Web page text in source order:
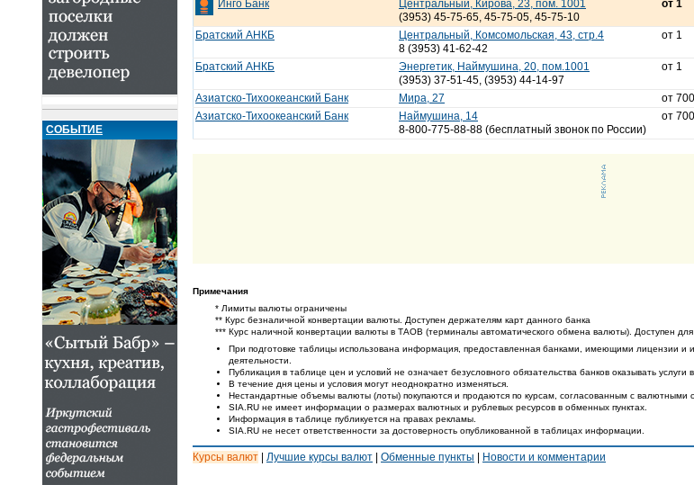
СОБЫТИЕ
Инго Банк
Центральный, Кирова, 23, пом. 1001
(3953) 45-75-65, 45-75-05, 45-75-10
от 1
Братский АНКБ
Центральный, Комсомольская, 43, стр.4
8 (3953) 41-62-42
от 1
Братский АНКБ
Энергетик, Наймушина, 20, пом.1001
(3953) 37-51-45, (3953) 44-14-97
от 1
Азиатско-Тихоокеанский Банк Мира, 27 от
Азиатско-Тихоокеанский Банк
Наймушина, 14
8-800-775-88-88 (бесплатный звонок по России)
от
Примечания
* Лимиты валюты ограничены
** Курс безналичной конвертации валюты. Доступен держателям карт данного банка
*** Курс наличной конвертации валюты в ТАОВ (терминалы автоматического обмена валюты). Доступен для
При подготовке таблицы использована информация, предоставленная банками, имеющими лицензии и
деятельности.
Публикация в таблице цен и условий не означает безусловного обязательства банков оказывать услуги
В течение дня цены и условия могут неоднократно изменяться.
Нестандартные объемы валюты (лоты) покупаются и продаются по курсам, согласованным с валютными
SIA.RU не имеет информации о размерах валютных и рублевых ресурсов в обменных пунктах.
Информация в таблице публикуется на правах рекламы.
SIA.RU не несет ответственности за достоверность опубликованной в таблицах информации.
Курсы валют Лучшие курсы валют Обменные пункты Новости и комментарии